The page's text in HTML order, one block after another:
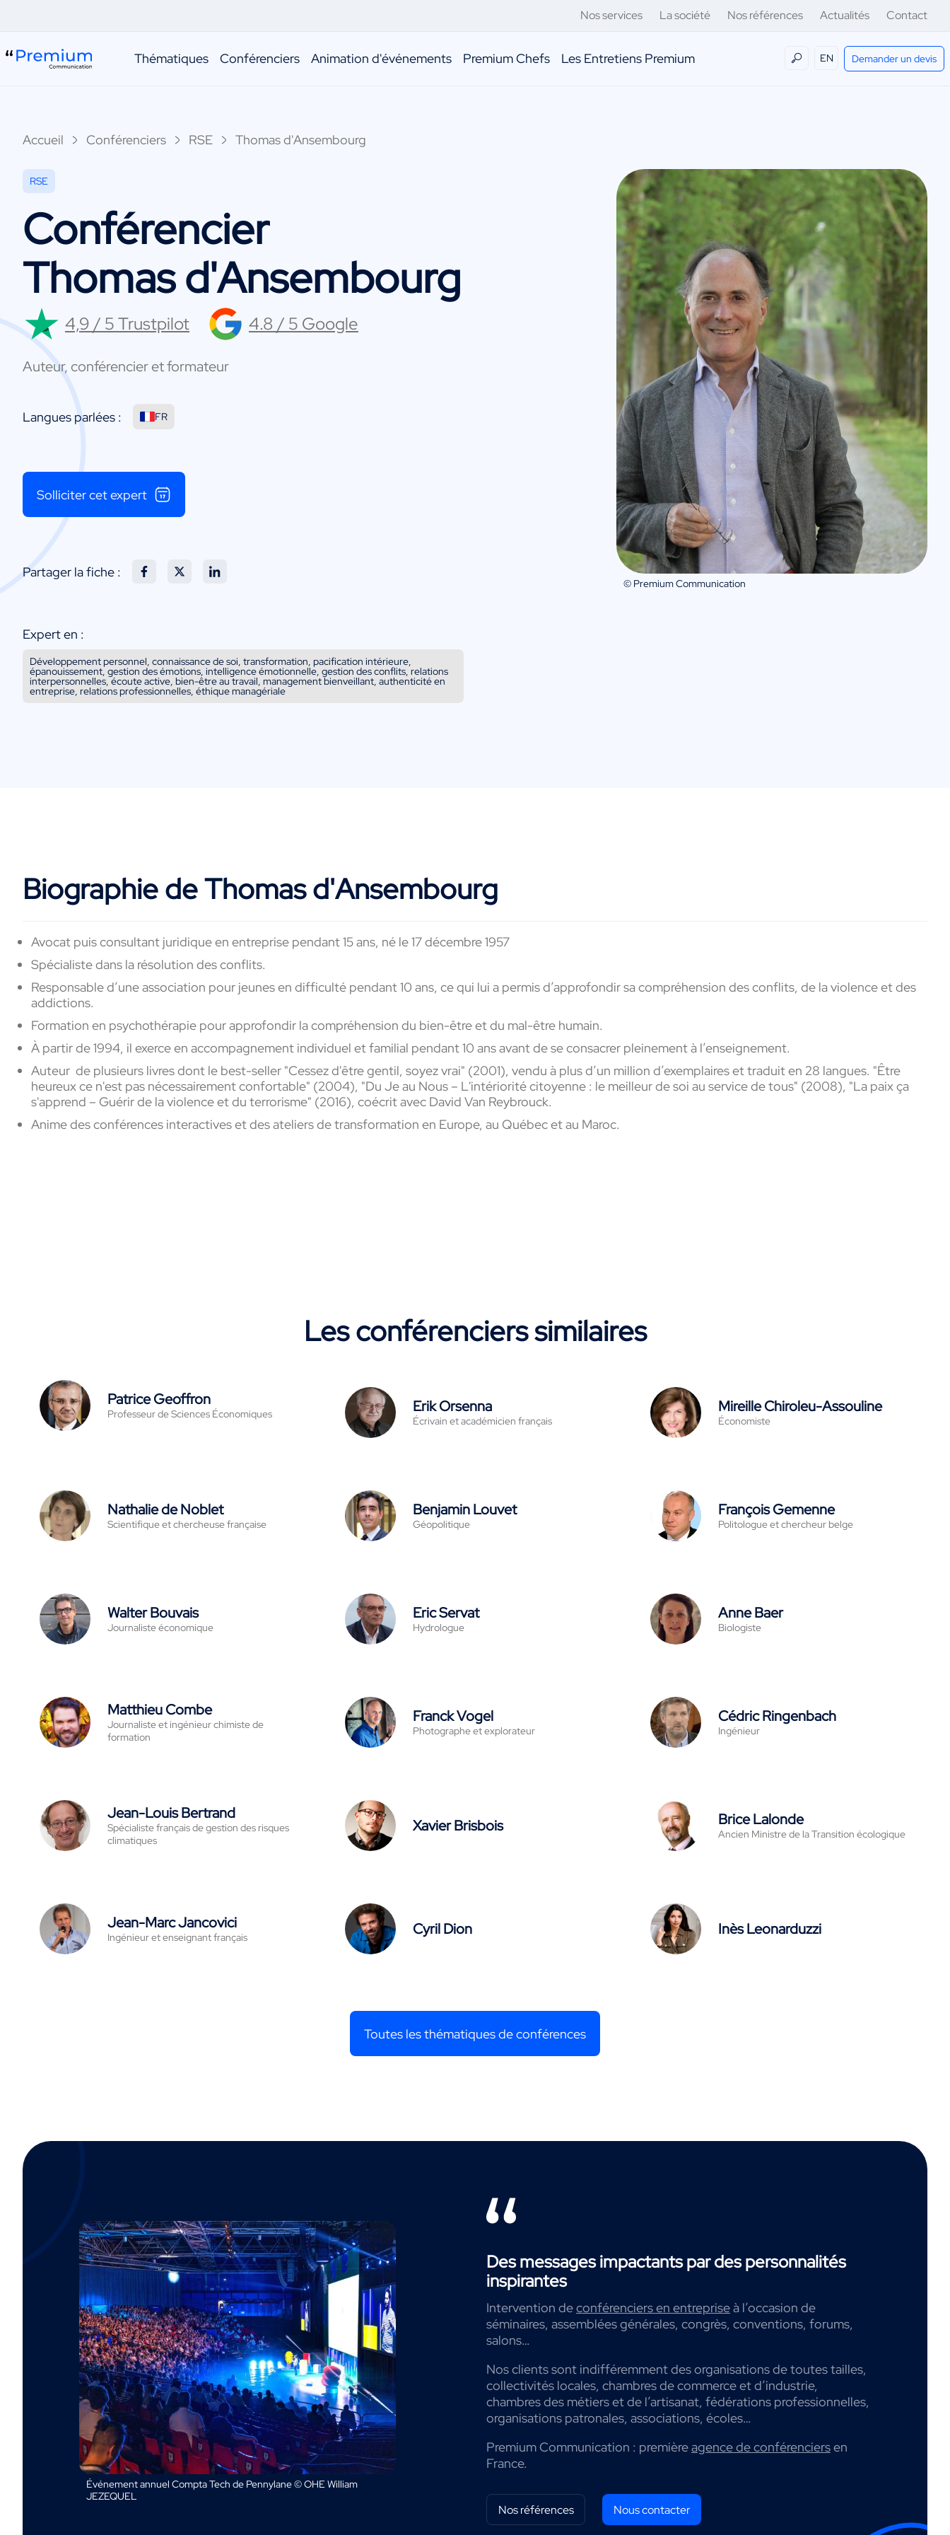
Nos services La société Nos références Actualités Contact
Thématiques Conférenciers Animation d'événements Premium Chefs Les Entretiens Premium EN Demander un devis
Accueil Conférenciers RSE Thomas d'Ansembourg
© Premium Communication
RSE
Conférencier
Thomas d'Ansembourg
4,9 / 5 Trustpilot 4.8 / 5 Google
Auteur, conférencier et formateur
Langues parlées : FR
Solliciter cet expert
Partager la fiche :
Expert en :
Développement personnel, connaissance de soi, transformation, pacification intérieure,
épanouissement, gestion des émotions, intelligence émotionnelle, gestion des conflits, relations
interpersonnelles, écoute active, bien-être au travail, management bienveillant, authenticité en
entreprise, relations professionnelles, éthique managériale
Biographie de Thomas d'Ansembourg
Avocat puis consultant juridique en entreprise pendant 15 ans, né le 17 décembre 1957
Spécialiste dans la résolution des conflits.
Responsable d’une association pour jeunes en difficulté pendant 10 ans, ce qui lui a permis d’approfondir sa compréhension des conflits, de la violence et des
addictions.
Formation en psychothérapie pour approfondir la compréhension du bien-être et du mal-être humain.
À partir de 1994, il exerce en accompagnement individuel et familial pendant 10 ans avant de se consacrer pleinement à l’enseignement.
Auteur de plusieurs livres dont le best-seller "Cessez d'être gentil, soyez vrai" (2001), vendu à plus d’un million d’exemplaires et traduit en 28 langues. "Être
heureux ce n'est pas nécessairement confortable" (2004), "Du Je au Nous – L'intériorité citoyenne : le meilleur de soi au service de tous" (2008), "La paix ça
s'apprend – Guérir de la violence et du terrorisme" (2016), coécrit avec David Van Reybrouck.
Anime des conférences interactives et des ateliers de transformation en Europe, au Québec et au Maroc.
Les conférenciers similaires
Patrice Geoffron
Professeur de Sciences Économiques Erik Orsenna
Écrivain et académicien français
Mireille Chiroleu-Assouline
Économiste
Nathalie de Noblet
Scientifique et chercheuse française
Benjamin Louvet
Géopolitique
François Gemenne
Politologue et chercheur belge
Walter Bouvais
Journaliste économique
Eric Servat
Hydrologue
Anne Baer
Biologiste
Matthieu Combe
Journaliste et ingénieur chimiste de
formation
Franck Vogel
Photographe et explorateur
Cédric Ringenbach
Ingénieur
Jean-Louis Bertrand
Spécialiste français de gestion des risques
climatiques
Xavier Brisbois Brice Lalonde
Ancien Ministre de la Transition écologique
Jean-Marc Jancovici
Ingénieur et enseignant français Cyril Dion Inès Leonarduzzi
Toutes les thématiques de conférences
Événement annuel Compta Tech de Pennylane © OHE William
JEZEQUEL
Des messages impactants par des personnalités
inspirantes
Intervention deconférenciers en entrepriseà l’occasion de
séminaires, assemblées générales, congrès, conventions, forums,
salons…
Nos clients sont indifféremment des organisations de toutes tailles,
collectivités locales, chambres de commerce et d’industrie,
chambres des métiers et de l’artisanat, fédérations professionnelles,
organisations patronales, associations, écoles…
Premium Communication : premièreagence de conférenciersen
France.
Nos références Nous contacter